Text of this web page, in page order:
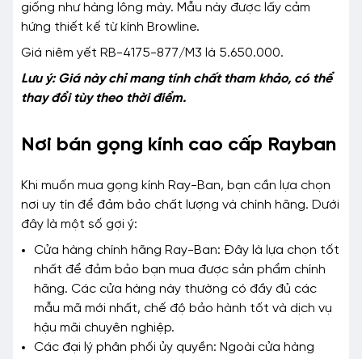
giống như hàng lông mày. Mẫu này được lấy cảm
hứng thiết kế từ kính Browline.
Giá niêm yết RB-4175-877/M3 là 5.650.000.
Lưu ý: Giá này chỉ mang tính chất tham khảo, có thể
thay đổi tùy theo thời điểm.
Nơi bán gọng kính cao cấp Rayban
Khi muốn mua gọng kính Ray-Ban, bạn cần lựa chọn
nơi uy tín để đảm bảo chất lượng và chính hãng. Dưới
đây là một số gợi ý:
Cửa hàng chính hãng Ray-Ban: Đây là lựa chọn tốt
nhất để đảm bảo bạn mua được sản phẩm chính
hãng. Các cửa hàng này thường có đầy đủ các
mẫu mã mới nhất, chế độ bảo hành tốt và dịch vụ
hậu mãi chuyên nghiệp.
Các đại lý phân phối ủy quyền: Ngoài cửa hàng